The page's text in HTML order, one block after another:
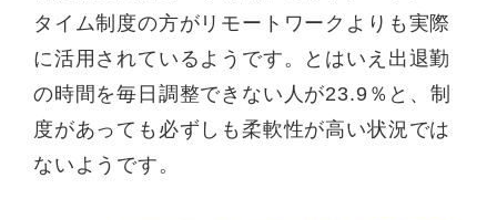
タイム制度の方がリモートワークよりも実際
に活用されているようです。とはいえ出退勤
の時間を毎日調整できない人が23.9％と、制
度があっても必ずしも柔軟性が高い状況では
ないようです。